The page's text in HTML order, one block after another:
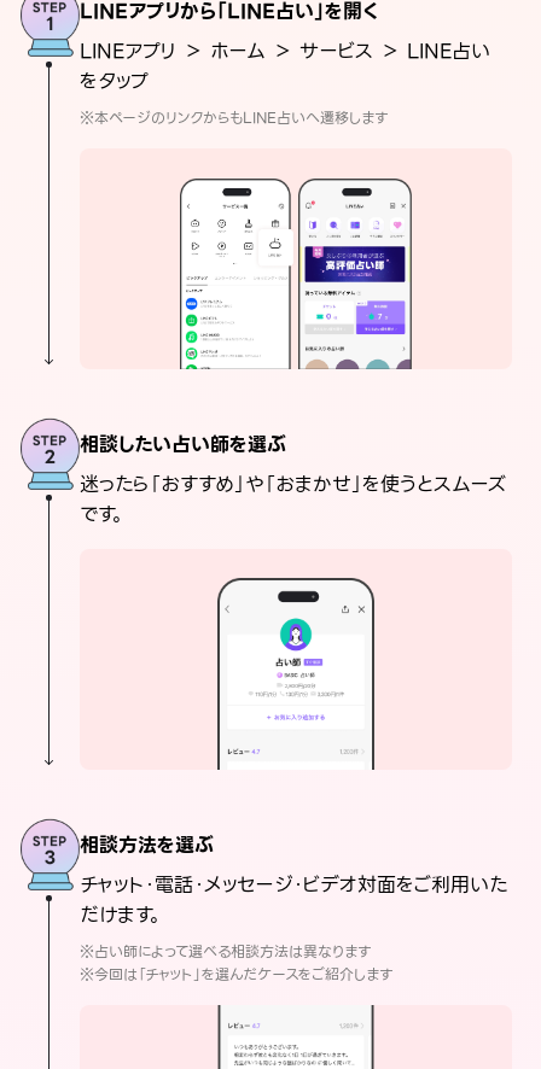
LINEアプリから「LINE占い」を開く
LINEアプリ ＞ ホーム ＞ サービス ＞ LINE占い
をタップ
※本ページのリンクからもLINE占いへ遷移します
相談したい占い師を選ぶ
迷ったら「おすすめ」や「おまかせ」を使うとスムーズ
です。
相談方法を選ぶ
チャット・電話・メッセージ・ビデオ対面をご利用いた
だけます。
※占い師によって選べる相談方法は異なります
※今回は「チャット」を選んだケースをご紹介します